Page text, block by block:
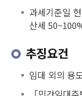
과세기준일
산세
추징요건
임대 외의 용